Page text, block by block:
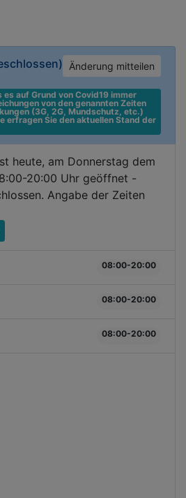
Änderung mitteilen
auf Grund von Covid19 immer
von den genannten Zeiten
(3G, 2G, Mundschutz, etc.)
erfragen Sie den aktuellen Stand der
heute, am Donnerstag dem
20:00 Uhr geöffnet -
Angabe der Zeiten
08:00-20:00
08:00-20:00
08:00-20:00